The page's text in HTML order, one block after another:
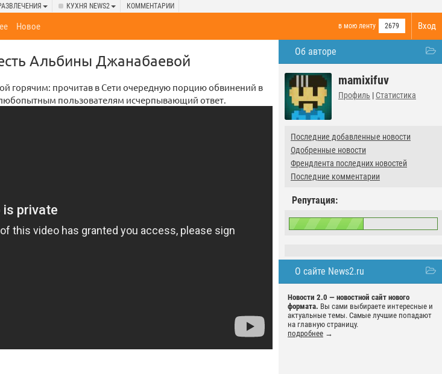
КУХНЯ NEWS2 КОММЕНТАРИИ
Вход
в мою ленту 2679
Новое
Об авторе
mamixifuv
Профиль | Статистика
Последние добавленные новости
Одобренные новости
Френдлента последних новостей
Последние комментарии
Репутация:
О сайте News2.ru
Новости 2.0 — новостной сайт нового
формата. Вы сами выбираете интересные и
актуальные темы. Самые лучшие попадают
на главную страницу.
подробнее →
Альбины Джанабаевой
горячим: прочитав в Сети очередную порцию обвинений в
пользователям исчерпывающий ответ.